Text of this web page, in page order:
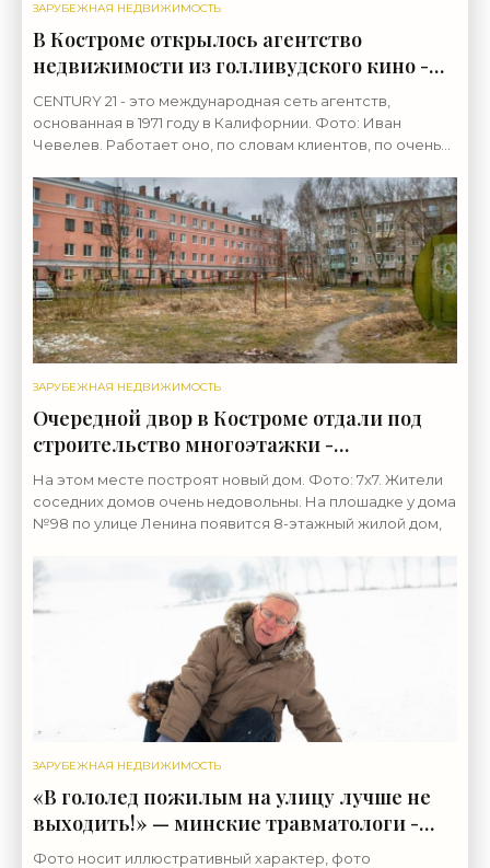
ЗАРУБЕЖНАЯ НЕДВИЖИМОСТЬ
В Костроме открылось агентство
недвижимости из голливудского кино -
«Недвижимость»
CENTURY 21 - это международная сеть агентств,
основанная в 1971 году в Калифорнии. Фото: Иван
Чевелев. Работает оно, по словам клиентов, по очень
ЗАРУБЕЖНАЯ НЕДВИЖИМОСТЬ
Очередной двор в Костроме отдали под
строительство многоэтажки -
«Недвижимость»
На этом месте построят новый дом. Фото: 7x7. Жители
соседних домов очень недовольны. На плошадке у дома
№98 по улице Ленина появится 8-этажный жилой дом,
ЗАРУБЕЖНАЯ НЕДВИЖИМОСТЬ
«В гололед пожилым на улицу лучше не
выходить!» — минские травматологи -
«Свежие новости строительства»
Фото носит иллюстративный характер, фото